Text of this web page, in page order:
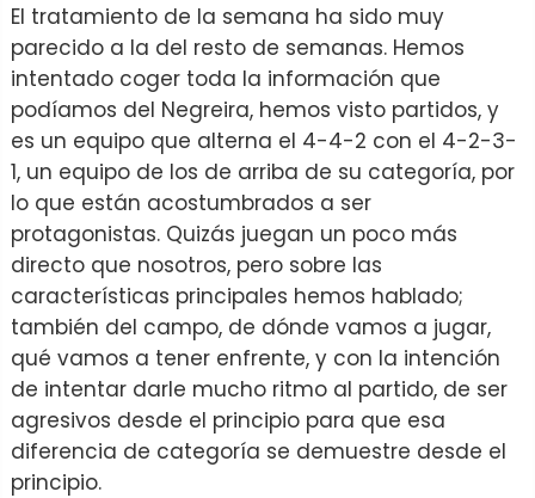
El tratamiento de la semana ha sido muy
parecido a la del resto de semanas. Hemos
intentado coger toda la información que
podíamos del Negreira, hemos visto partidos, y
es un equipo que alterna el 4-4-2 con el 4-2-3-
1, un equipo de los de arriba de su categoría, por
lo que están acostumbrados a ser
protagonistas. Quizás juegan un poco más
directo que nosotros, pero sobre las
características principales hemos hablado;
también del campo, de dónde vamos a jugar,
qué vamos a tener enfrente, y con la intención
de intentar darle mucho ritmo al partido, de ser
agresivos desde el principio para que esa
diferencia de categoría se demuestre desde el
principio.